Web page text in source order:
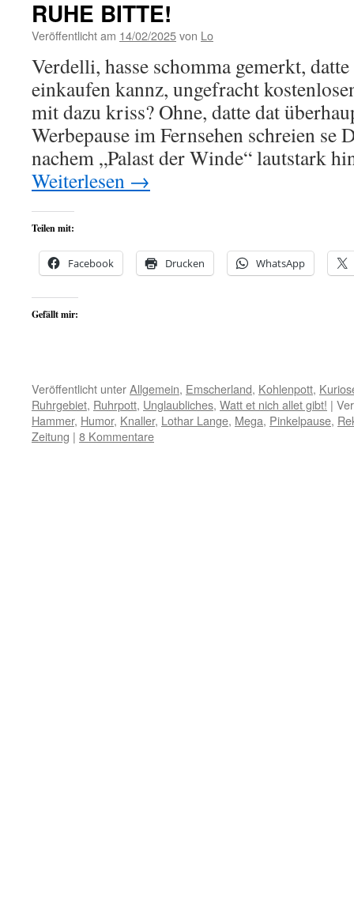
RUHE BITTE!
Veröffentlicht am 14/02/2025von Lo
Verdelli, hasse schomma gemerkt,
einkaufen kannz, ungefracht
mit dazu kriss? Ohne, datte dat
Werbepause im Fernsehen schreien se
nachem „Palast der Winde“ lautstark
Weiterlesen →
Teilen mit:
Facebook Drucken WhatsApp
Gefällt mir:
Veröffentlicht unterAllgemein, Emscherland, Kohlenpott,
Ruhrgebiet, Ruhrpott, Unglaubliches, Watt et nich allet gibt! |
Hammer, Humor, Knaller, Lothar Lange, Mega, Pinkelpause,
Zeitung | 8 Kommentare